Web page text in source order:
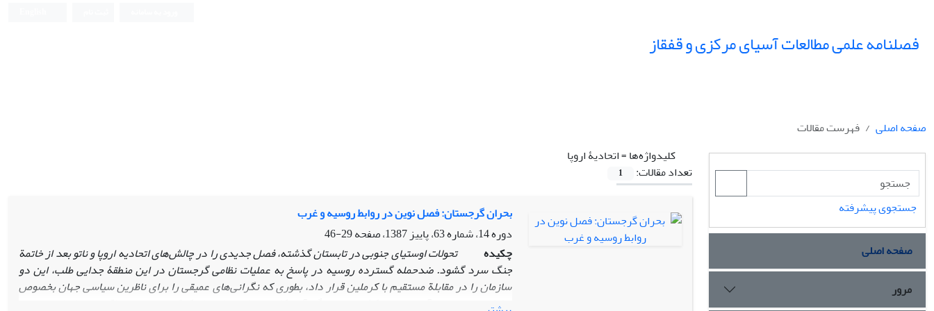
فصلنامه علمی مطالعات آسیای مرکزی و قفقاز
صفحه اصلی
فهرست مقالات
کلیدواژه‌ها =اتحادیۀ اروپا
تعداد مقالات:
1
بحران گرجستان: فصل نوین در روابط روسیه و غرب
دوره 14، شماره 63، پاییز 1387، صفحه
29-46
چکیده
تحولات اوستیای جنوبی در تابستان گذشته، فصل جدیدی را در چالش‌های اتحادیه اروپا و ناتو بعد از خاتمة
جنگ سرد گشود. ضد‌حمله گسترده روسیه در پاسخ به عملیات نظامی گرجستان در این منطقۀ جدایی طلب، این دو
سازمان را در مقابلة مستقیم با کرملین قرار داد، بطوری که نگرانی‌های عمیقی را برای ناظرین سیاسی جهان بخصوص
ناظران غربی بوجود آورد. حضور کشتی‌های جنگی آمریکا در دریای سیاه برای کمک‌رسانی و در واقع جهت ایجاد جو رعب
جستجوی پیشرفته
صفحه اصلی
مرور